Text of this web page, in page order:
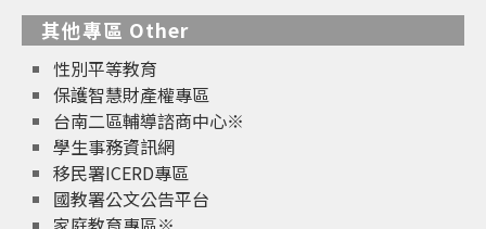
其他專區 Other
性別平等教育
保護智慧財產權專區
台南二區輔導諮商中心※
學生事務資訊網
移民署ICERD專區
國教署公文公告平台